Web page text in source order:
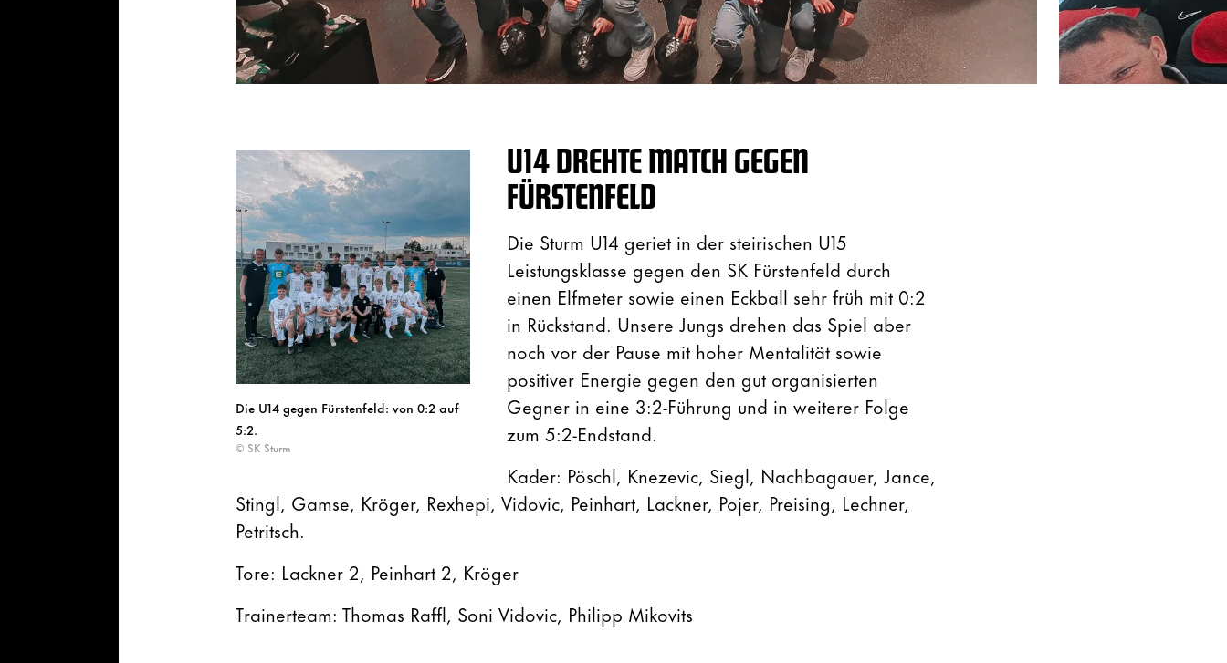
Die U14 gegen Fürstenfeld: von 0:2 auf
5:2.
© SK Sturm
U14 DREHTE MATCH GEGEN
FÜRSTENFELD
Die Sturm U14 geriet in der steirischen U15
Leistungsklasse gegen den SK Fürstenfeld durch
einen Elfmeter sowie einen Eckball sehr früh mit 0:2
in Rückstand. Unsere Jungs drehen das Spiel aber
noch vor der Pause mit hoher Mentalität sowie
positiver Energie gegen den gut organisierten
Gegner in eine 3:2-Führung und in weiterer Folge
zum 5:2-Endstand.
Kader: Pöschl, Knezevic, Siegl, Nachbagauer, Jance,
Stingl, Gamse, Kröger, Rexhepi, Vidovic, Peinhart, Lackner, Pojer, Preising, Lechner,
Petritsch.
Tore: Lackner 2, Peinhart 2, Kröger
Trainerteam: Thomas Raffl, Soni Vidovic, Philipp Mikovits